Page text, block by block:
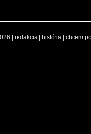
redakcia história chcem